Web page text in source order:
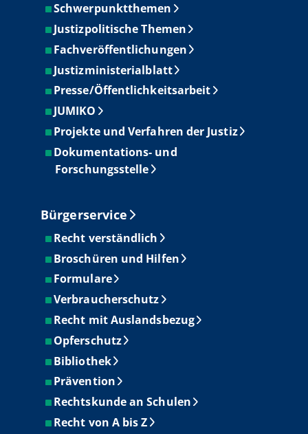
Schwerpunktthemen
Justizpolitische Themen
Fachveröffentlichungen
Justizministerialblatt
Presse/Öffentlichkeitsarbeit
JUMIKO
Projekte und Verfahren der Justiz
Dokumentations- und
Forschungsstelle
Bürgerservice
Recht verständlich
Broschüren und Hilfen
Formulare
Verbraucherschutz
Recht mit Auslandsbezug
Opferschutz
Bibliothek
Prävention
Rechtskunde an Schulen
Recht von A bis Z